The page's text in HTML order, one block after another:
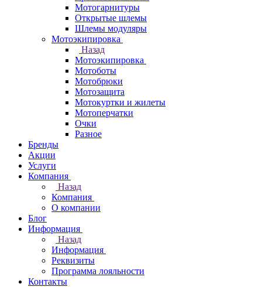
Мотогарнитуры
Открытые шлемы
Шлемы модуляры
Мотоэкипировка
Назад
Мотоэкипировка
Мотоботы
Мотобрюки
Мотозащита
Мотокуртки и жилеты
Мотоперчатки
Очки
Разное
Бренды
Акции
Услуги
Компания
Назад
Компания
О компании
Блог
Информация
Назад
Информация
Реквизиты
Программа лояльности
Контакты